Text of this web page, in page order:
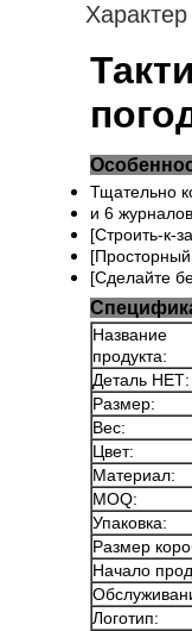
Тщательно
и 6
[Строить-к-
[Сделайте
Название
продукта:
Деталь НЕТ:
Размер:
Вес:
Цвет:
Материал:
MOQ:
Упаковка:
Размер
Начало
Логотип: